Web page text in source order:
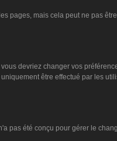
pages, mais cela peut ne pas
devriez changer vos
être effectué par les
pas été conçu pour gérer le